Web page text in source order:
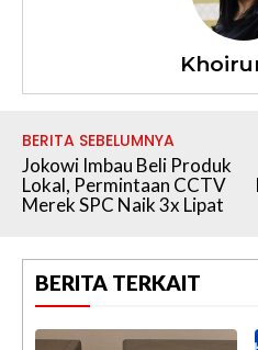
BERITA SEBELUMNYA
Jokowi Imbau Beli Produk
Lokal, Permintaan CCTV
Merek SPC Naik 3x Lipat
BERITA TERKAIT